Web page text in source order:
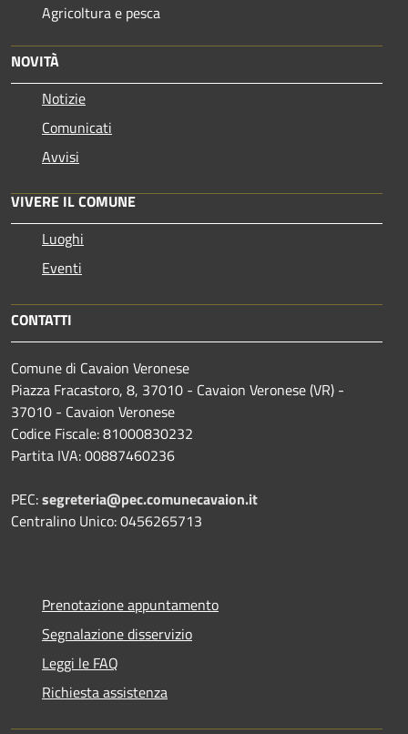
Agricoltura e pesca
NOVITÀ
Notizie
Comunicati
Avvisi
VIVERE IL COMUNE
Luoghi
Eventi
CONTATTI
Comune di Cavaion Veronese
Piazza Fracastoro, 8, 37010 - Cavaion Veronese (VR) -
37010 - Cavaion Veronese
Codice Fiscale: 81000830232
Partita IVA: 00887460236
PEC:segreteria@pec.comunecavaion.it
Centralino Unico: 0456265713
Prenotazione appuntamento
Segnalazione disservizio
Leggi le FAQ
Richiesta assistenza